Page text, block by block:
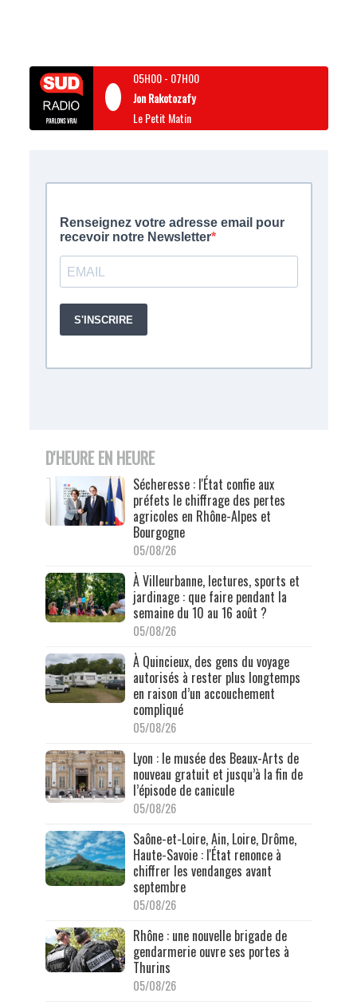
05H00- 07H00
Jon Rakotozafy
Le Petit Matin
D'HEURE EN HEURE
Sécheresse : l'État confie aux
préfets le chiffrage des pertes
agricoles en Rhône-Alpes et
Bourgogne
05/08/26
À Villeurbanne, lectures, sports et
jardinage : que faire pendant la
semaine du 10 au 16 août ?
05/08/26
À Quincieux, des gens du voyage
autorisés à rester plus longtemps
en raison d’un accouchement
compliqué
05/08/26
Lyon : le musée des Beaux-Arts de
nouveau gratuit et jusqu’à la fin de
l’épisode de canicule
05/08/26
Saône-et-Loire, Ain, Loire, Drôme,
Haute-Savoie : l'État renonce à
chiffrer les vendanges avant
septembre
05/08/26
Rhône : une nouvelle brigade de
gendarmerie ouvre ses portes à
Thurins
05/08/26